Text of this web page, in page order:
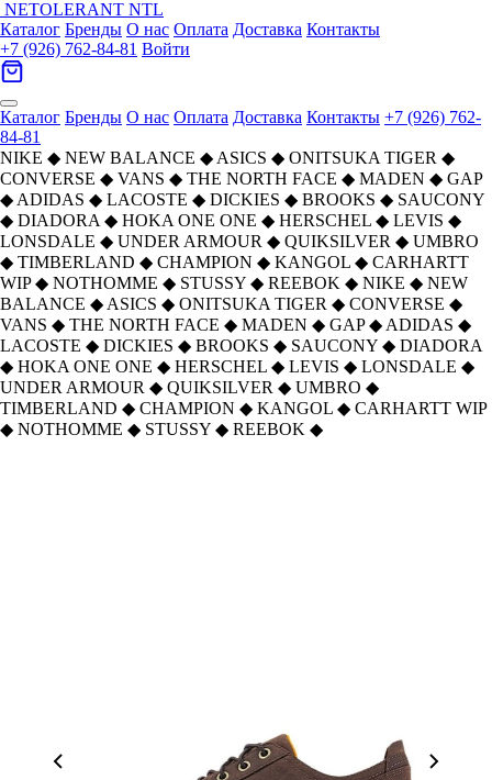
NETOLERANT NTL
Каталог Бренды О нас Оплата Доставка Контакты
+7 (926) 762-84-81 Войти
Каталог Бренды О нас Оплата Доставка Контакты +7 (926) 762-
84-81
NIKE ◆ NEW BALANCE ◆ ASICS ◆ ONITSUKA TIGER ◆
CONVERSE ◆ VANS ◆ THE NORTH FACE ◆ MADEN ◆ GAP
◆ ADIDAS ◆ LACOSTE ◆ DICKIES ◆ BROOKS ◆ SAUCONY
◆ DIADORA ◆ HOKA ONE ONE ◆ HERSCHEL ◆ LEVIS ◆
LONSDALE ◆ UNDER ARMOUR ◆ QUIKSILVER ◆ UMBRO
◆ TIMBERLAND ◆ CHAMPION ◆ KANGOL ◆ CARHARTT
WIP ◆ NOTHOMME ◆ STUSSY ◆ REEBOK ◆ NIKE ◆ NEW
BALANCE ◆ ASICS ◆ ONITSUKA TIGER ◆ CONVERSE ◆
VANS ◆ THE NORTH FACE ◆ MADEN ◆ GAP ◆ ADIDAS ◆
LACOSTE ◆ DICKIES ◆ BROOKS ◆ SAUCONY ◆ DIADORA
◆ HOKA ONE ONE ◆ HERSCHEL ◆ LEVIS ◆ LONSDALE ◆
UNDER ARMOUR ◆ QUIKSILVER ◆ UMBRO ◆
TIMBERLAND ◆ CHAMPION ◆ KANGOL ◆ CARHARTT WIP
◆ NOTHOMME ◆ STUSSY ◆ REEBOK ◆